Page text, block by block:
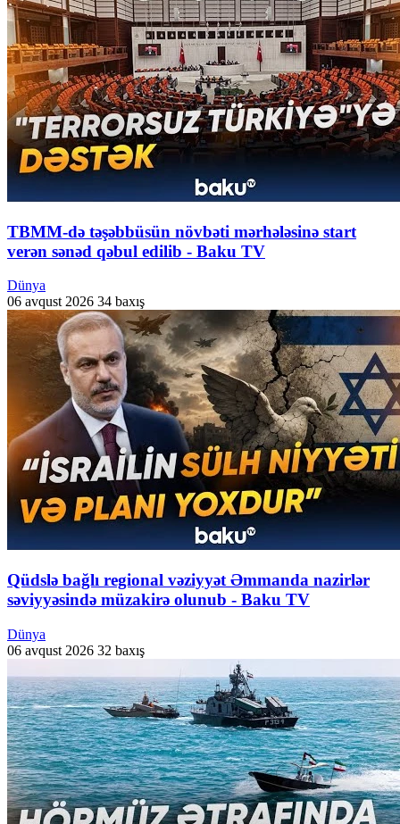
TBMM-də təşəbbüsün növbəti mərhələsinə start
verən sənəd qəbul edilib - Baku TV
Dünya
06 avqust 2026 34 baxış
Qüdslə bağlı regional vəziyyət Əmmanda nazirlər
səviyyəsində müzakirə olunub - Baku TV
Dünya
06 avqust 2026 32 baxış